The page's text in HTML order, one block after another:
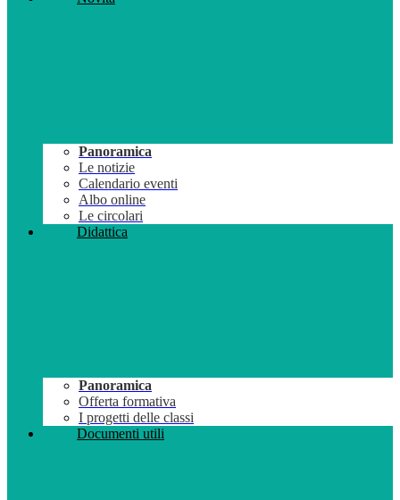
Panoramica
Le notizie
Calendario eventi
Albo online
Le circolari
Didattica
Panoramica
Offerta formativa
I progetti delle classi
Documenti utili